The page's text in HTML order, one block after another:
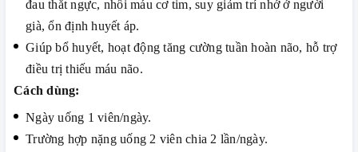
đau thắt ngực, nhồi máu cơ tim, suy giảm trí nhớ ở người
già, ổn định huyết áp.
Giúp bổ huyết, hoạt động tăng cường tuần hoàn não, hỗ trợ
điều trị thiếu máu não.
Cách dùng:
Ngày uống 1 viên/ngày.
Trường hợp nặng uống 2 viên chia 2 lần/ngày.